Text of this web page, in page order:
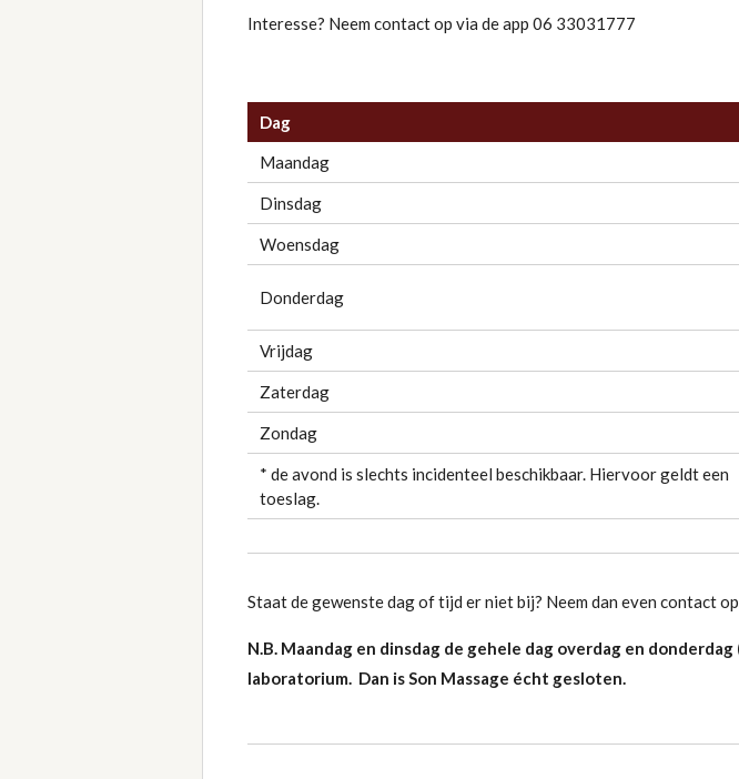
Interesse? Neem contact op via de app 06 33031777
Dag
Maandag
Dinsdag
Woensdag
Donderdag
Vrijdag
Zaterdag
Zondag
* de avond is slechts incidenteel beschikbaar. Hiervoor geldt een
toeslag.
Staat de gewenste dag of tijd er niet bij? Neem dan even contact
N.B. Maandag en dinsdag de gehele dag overdag en
laboratorium. Dan is Son Massage écht gesloten.